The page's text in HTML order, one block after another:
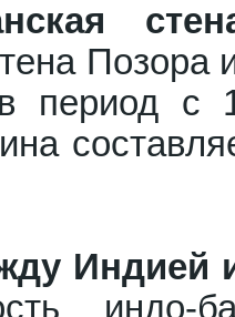
в период с
Индией
индо-